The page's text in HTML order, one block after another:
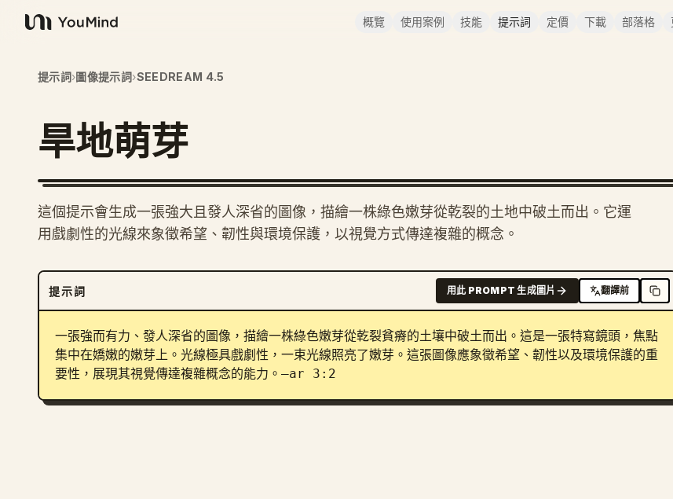
YouMind
概覽 使用案例 技能 提示詞 定價 下載 部落格
提示詞›圖像提示詞›SEEDREAM 4.5
旱地萌芽
這個提示會生成一張強大且發人深省的圖像，描繪一株綠色嫩芽從乾裂的土地中破土而出。它運
用戲劇性的光線來象徵希望、韌性與環境保護，以視覺方式傳達複雜的概念。
提示詞 用此 PROMPT 生成圖片 翻譯前
一張強而有力、發人深省的圖像，描繪一株綠色嫩芽從乾裂貧瘠的土壤中破土而出。這是一張特寫鏡頭，焦點
集中在嬌嫩的嫩芽上。光線極具戲劇性，一束光線照亮了嫩芽。這張圖像應象徵希望、韌性以及環境保護的重
要性，展現其視覺傳達複雜概念的能力。–ar 3:2